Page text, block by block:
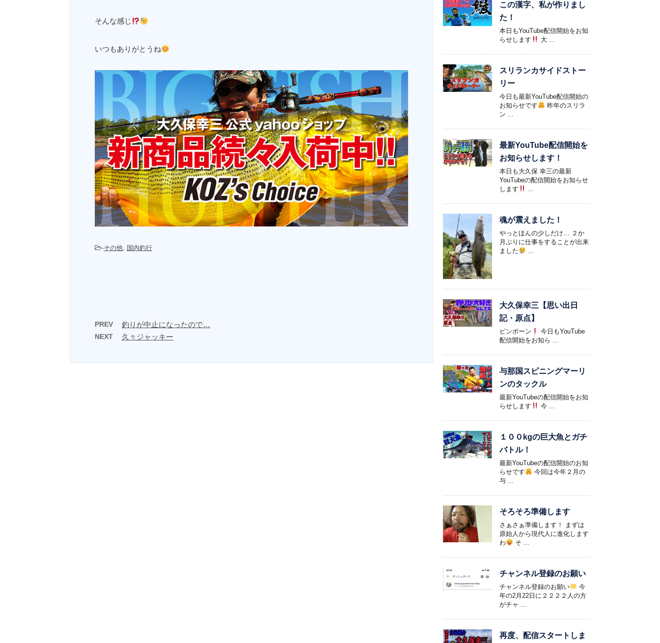
そんな感じ
いつもありがとうね
-その他 国内釣行
PREV 釣りが中止になったので…
NEXT 久々ジャッキー
この漢字、私が作りまし
た！
本日もYouTube配信開始をお知
らせします
大 ...
スリランカサイドストー
リー
今日も最新YouTube配信開始の
お知らせです
昨年のスリラ
ン ...
最新YouTube配信開始を
お知らせします！
本日も大久保 幸三の最新
YouTubeの配信開始をお知らせ
します
...
魂が震えました！
やっとほんの少しだけ… ２か
月ぶりに仕事をすることが出来
ました
...
大久保幸三【思い出日
記・原点】
ピンポーン
今日もYouTube
配信開始をお知ら ...
与那国スピニングマーリ
ンのタックル
最新YouTubeの配信開始をお知
らせします
今 ...
１００kgの巨大魚とガチ
バトル！
最新YouTubeの配信開始のお知
らせです
今回は今年２月の
与 ...
そろそろ準備します
さぁさぁ準備します！ まずは
原始人から現代人に進化します
わ
そ ...
チャンネル登録のお願い
チャンネル登録のお願い
今
年の2月22日に２２２２人の方
がチャ ...
再度、配信スタートしま